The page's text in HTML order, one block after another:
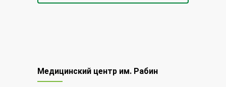
Медицинский центр им. Рабин